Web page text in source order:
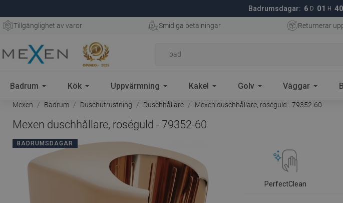
Badrumsdagar: 6 D 01 H 40
Tillgänglighet av varor Smidiga betalningar Returnerar
Badrum Kök Uppvärmning Kakel Golv Väggar
Mexen Badrum Duschutrustning Duschhållare Mexen duschhållare, roséguld - 79352-60
Mexen duschhållare, roséguld - 79352-60
BADRUMSDAGAR
PerfectClean